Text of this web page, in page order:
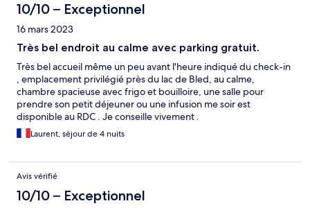
10/10 – Exceptionnel
16 mars 2023
Très bel endroit au calme avec parking gratuit.
Très bel accueil même un peu avant l'heure indiqué du check-in
, emplacement privilégié près du lac de Bled, au calme,
chambre spacieuse avec frigo et bouilloire, une salle pour
prendre son petit déjeuner ou une infusion me soir est
disponible au RDC . Je conseille vivement .
Laurent, séjour de 4 nuits
Avis vérifié
10/10 – Exceptionnel